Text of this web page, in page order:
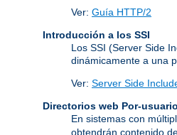
Ver: Guía HTTP/2
Introducción a los SSI
Los SSI (Server Side
dinámicamente a una
Ver: Server Side
Directorios web Por-usuario
En sistemas con
obtendrán contenido